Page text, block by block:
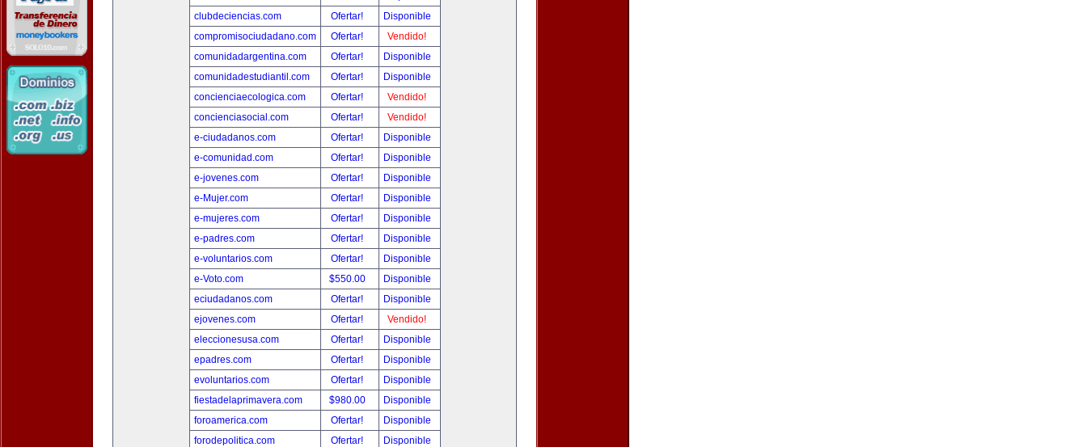
clubdeciencias.com
Ofertar!
Disponible
compromisociudadano.com
Ofertar!
Vendido!
comunidadargentina.com
Ofertar!
Disponible
comunidadestudiantil.com
Ofertar!
Disponible
concienciaecologica.com
Ofertar!
Vendido!
concienciasocial.com
Ofertar!
Vendido!
e-ciudadanos.com
Ofertar!
Disponible
e-comunidad.com
Ofertar!
Disponible
e-jovenes.com
Ofertar!
Disponible
e-Mujer.com
Ofertar!
Disponible
e-mujeres.com
Ofertar!
Disponible
e-padres.com
Ofertar!
Disponible
e-voluntarios.com
Ofertar!
Disponible
e-Voto.com
$550.00
Disponible
eciudadanos.com
Ofertar!
Disponible
ejovenes.com
Ofertar!
Vendido!
eleccionesusa.com
Ofertar!
Disponible
epadres.com
Ofertar!
Disponible
evoluntarios.com
Ofertar!
Disponible
fiestadelaprimavera.com
$980.00
Disponible
foroamerica.com
Ofertar!
Disponible
forodepolitica.com
Ofertar!
Disponible